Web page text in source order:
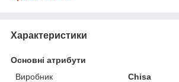
Характеристики
Основні атрибути
Виробник
Chisa